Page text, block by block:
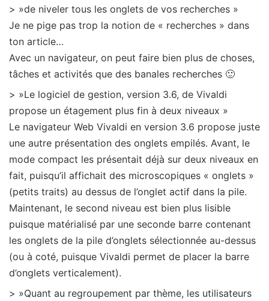
> »de niveler tous les onglets de vos recherches »
Je ne pige pas trop la notion de « recherches » dans
ton article…
Avec un navigateur, on peut faire bien plus de choses,
tâches et activités que des banales recherches 🙂
> »Le logiciel de gestion, version 3.6, de Vivaldi
propose un étagement plus fin à deux niveaux »
Le navigateur Web Vivaldi en version 3.6 propose juste
une autre présentation des onglets empilés. Avant, le
mode compact les présentait déjà sur deux niveaux en
fait, puisqu’il affichait des microscopiques « onglets »
(petits traits) au dessus de l’onglet actif dans la pile.
Maintenant, le second niveau est bien plus lisible
puisque matérialisé par une seconde barre contenant
les onglets de la pile d’onglets sélectionnée au-dessus
(ou à coté, puisque Vivaldi permet de placer la barre
d’onglets verticalement).
> »Quant au regroupement par thème, les utilisateurs